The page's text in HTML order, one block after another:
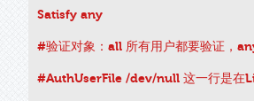
Satisfy any
#验证对象：all 所有用户都要验证，
#AuthUserFile /dev/null 这一行是在